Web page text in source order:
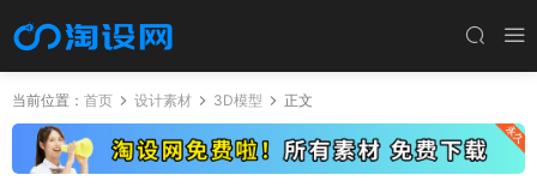
当前位置： 首页 设计素材 3D模型 正文